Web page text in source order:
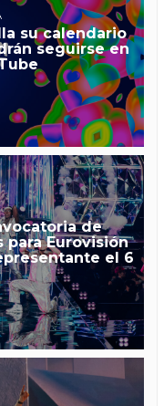
su calendario
seguirse en
de
Eurovisión
el 6